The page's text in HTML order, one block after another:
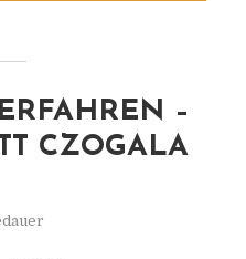
–
CZOGALA